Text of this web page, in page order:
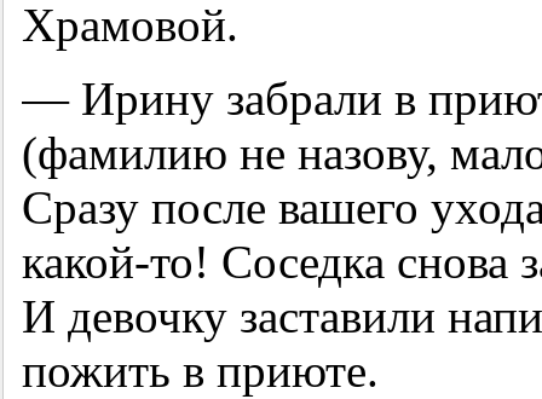
Храмовой.
— Ирину забрали в
(фамилию не назову,
Сразу после вашего
какой-то! Соседка снова
И девочку заставили
пожить в приюте.